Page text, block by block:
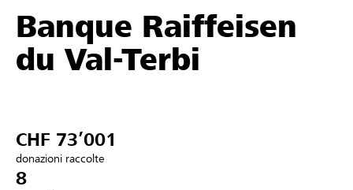
Sostenere
Aiuto & supporto
Banque Raiffeisen
du Val-Terbi
CHF 73’001
donazioni raccolte
8